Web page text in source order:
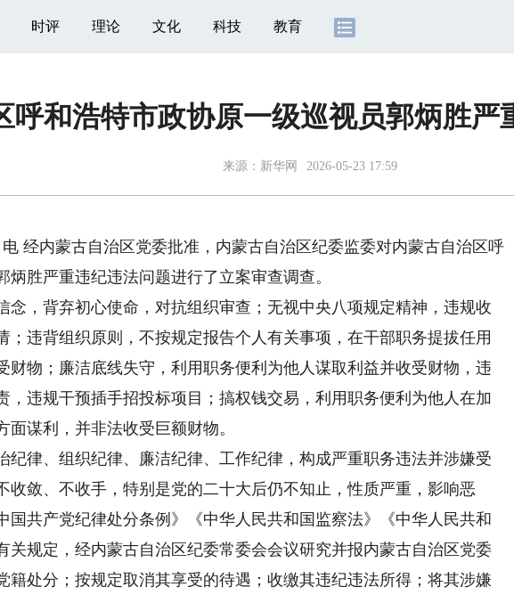
时评 理论 文化 科技 教育
呼和浩特市政协原一级巡视员郭炳胜严
来源： 新华网 2026-05-23 17:59
经内蒙古自治区党委批准，内蒙古自治区纪委监委对内蒙古自治区呼
胜严重违纪违法问题进行了立案审查调查。
，背弃初心使命，对抗组织审查；无视中央八项规定精神，违规收
；违背组织原则，不按规定报告个人有关事项，在干部职务提拔任用
财物；廉洁底线失守，利用职务便利为他人谋取利益并收受财物，违
，违规干预插手招投标项目；搞权钱交易，利用职务便利为他人在加
谋利，并非法收受巨额财物。
律、组织纪律、廉洁纪律、工作纪律，构成严重职务违法并涉嫌受
收敛、不收手，特别是党的二十大后仍不知止，性质严重，影响恶
国共产党纪律处分条例》《中华人民共和国监察法》《中华人民共和
关规定，经内蒙古自治区纪委常委会会议研究并报内蒙古自治区党委
籍处分；按规定取消其享受的待遇；收缴其违纪违法所得；将其涉嫌